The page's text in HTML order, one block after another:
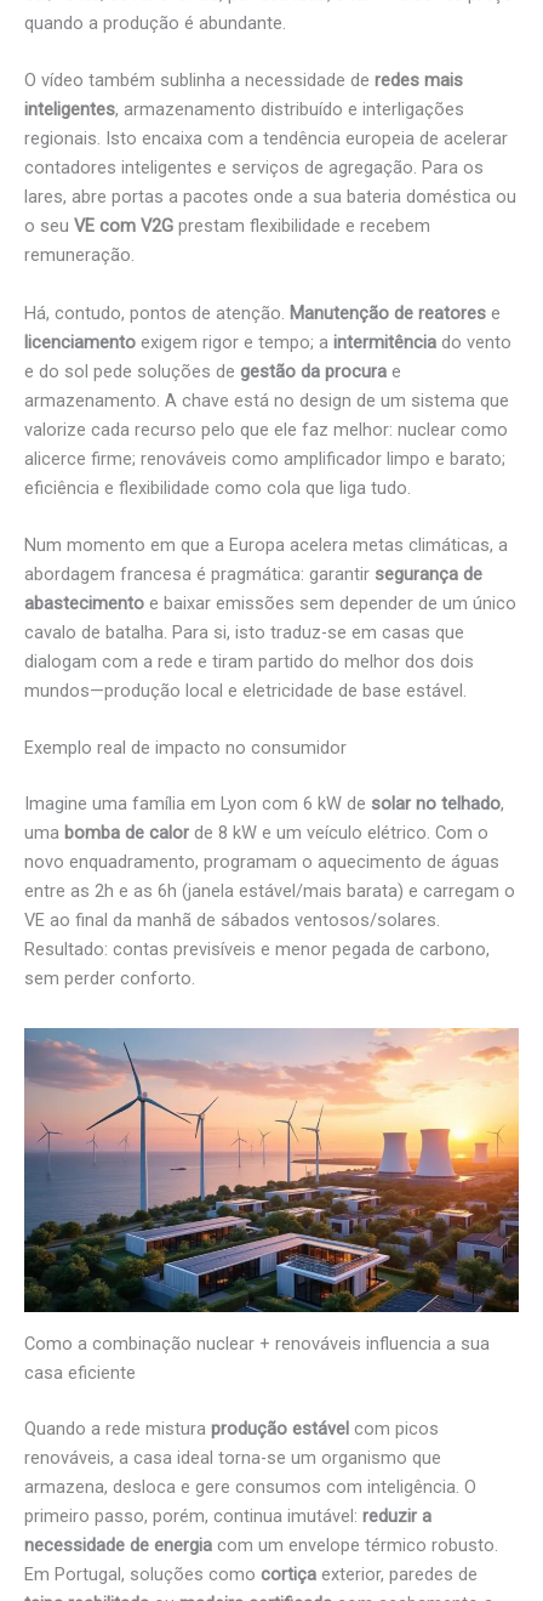
quando a produção é abundante.
O vídeo também sublinha a necessidade de redes mais
inteligentes, armazenamento distribuído e interligações
regionais. Isto encaixa com a tendência europeia de acelerar
contadores inteligentes e serviços de agregação. Para os
lares, abre portas a pacotes onde a sua bateria doméstica ou
o seu VE com V2G prestam flexibilidade e recebem
remuneração.
Há, contudo, pontos de atenção. Manutenção de reatores e
licenciamento exigem rigor e tempo; a intermitência do vento
e do sol pede soluções de gestão da procura e
armazenamento. A chave está no design de um sistema que
valorize cada recurso pelo que ele faz melhor: nuclear como
alicerce firme; renováveis como amplificador limpo e barato;
eficiência e flexibilidade como cola que liga tudo.
Num momento em que a Europa acelera metas climáticas, a
abordagem francesa é pragmática: garantir segurança de
abastecimento e baixar emissões sem depender de um único
cavalo de batalha. Para si, isto traduz-se em casas que
dialogam com a rede e tiram partido do melhor dos dois
mundos—produção local e eletricidade de base estável.
Exemplo real de impacto no consumidor
Imagine uma família em Lyon com 6 kW de solar no telhado,
uma bomba de calor de 8 kW e um veículo elétrico. Com o
novo enquadramento, programam o aquecimento de águas
entre as 2h e as 6h (janela estável/mais barata) e carregam o
VE ao final da manhã de sábados ventosos/solares.
Resultado: contas previsíveis e menor pegada de carbono,
sem perder conforto.
Como a combinação nuclear + renováveis influencia a sua
casa eficiente
Quando a rede mistura produção estável com picos
renováveis, a casa ideal torna-se um organismo que
armazena, desloca e gere consumos com inteligência. O
primeiro passo, porém, continua imutável: reduzir a
necessidade de energia com um envelope térmico robusto.
Em Portugal, soluções como cortiça exterior, paredes de